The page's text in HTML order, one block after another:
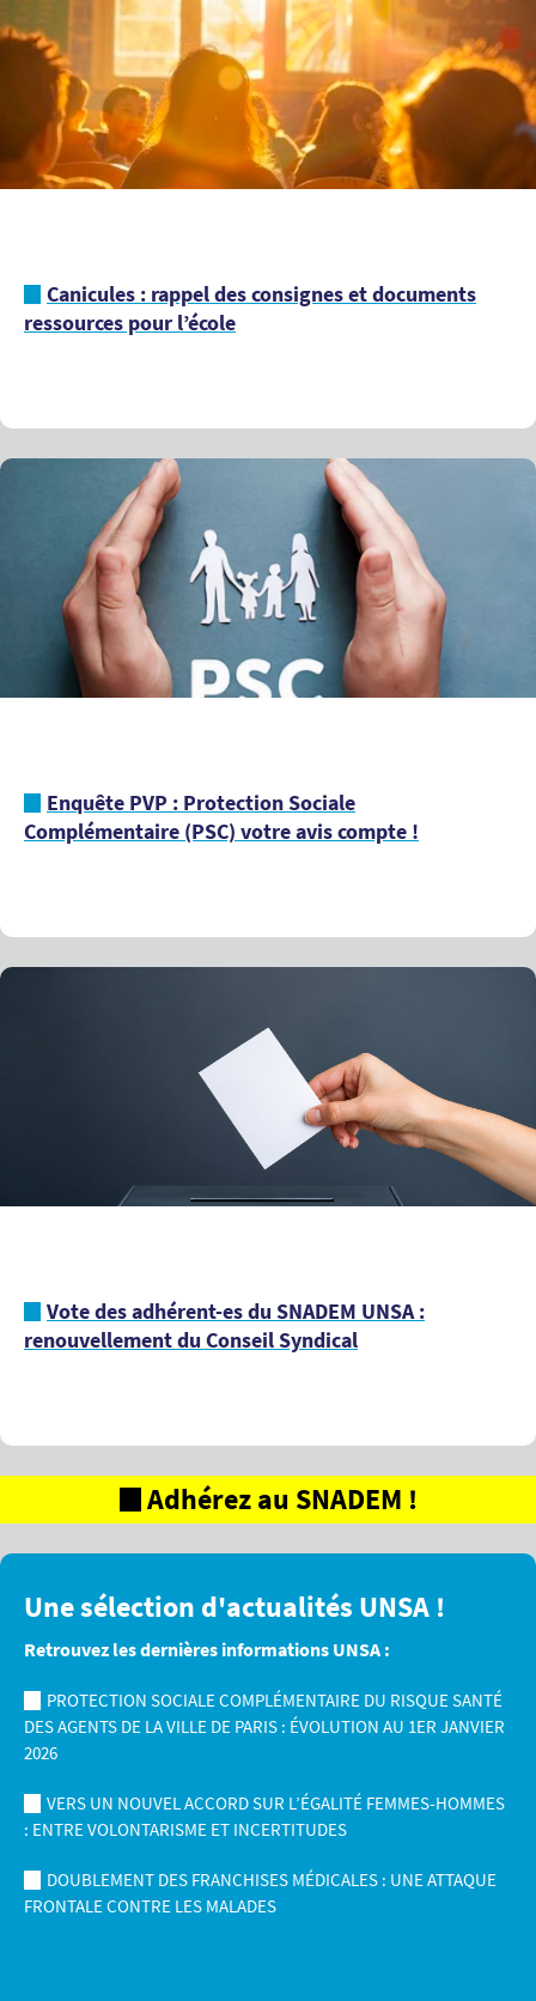
Canicules : rappel des consignes et documents
ressources pour l’école
Enquête PVP : Protection Sociale
Complémentaire (PSC) votre avis compte !
Vote des adhérent-es du SNADEM UNSA :
renouvellement du Conseil Syndical
Adhérez au SNADEM !
Une sélection d'actualités UNSA !
Retrouvez les dernières informations UNSA :
PROTECTION SOCIALE COMPLÉMENTAIRE DU RISQUE SANTÉ
DES AGENTS DE LA VILLE DE PARIS : ÉVOLUTION AU 1ER JANVIER
2026
VERS UN NOUVEL ACCORD SUR L’ÉGALITÉ FEMMES-HOMMES
: ENTRE VOLONTARISME ET INCERTITUDES
DOUBLEMENT DES FRANCHISES MÉDICALES : UNE ATTAQUE
FRONTALE CONTRE LES MALADES